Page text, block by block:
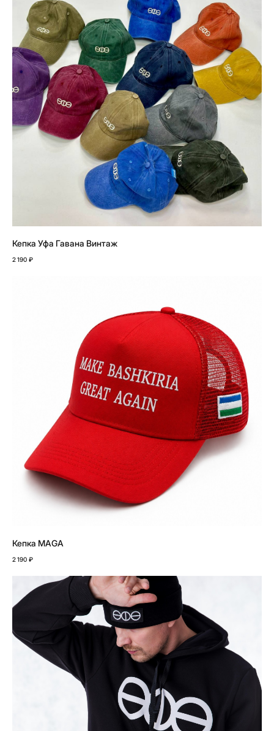
Кепка Уфа Гавана Винтаж
2 190 ₽
Кепка MAGA
2 190 ₽
Instagram*
+7 916 860 15 55